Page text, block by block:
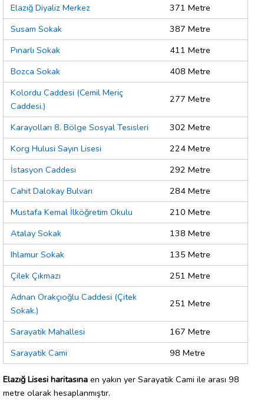
Elazığ Diyaliz Merkez
371 Metre
Susam Sokak
387 Metre
Pınarlı Sokak
411 Metre
Bozca Sokak
408 Metre
Kolordu Caddesi (Cemil Meriç
Caddesi.)
277 Metre
Karayolları 8. Bölge Sosyal Tesisleri
302 Metre
Korg Hulusi Sayın Lisesi
224 Metre
İstasyon Caddesi
292 Metre
Cahit Dalokay Bulvarı
284 Metre
Mustafa Kemal İlköğretim Okulu
210 Metre
Atalay Sokak
138 Metre
Ihlamur Sokak
135 Metre
Çilek Çıkmazı
251 Metre
Adnan Orakçıoğlu Caddesi (Çitek
Sokak.)
251 Metre
Sarayatik Mahallesi
167 Metre
Sarayatik Cami
98 Metre
Elazığ Lisesi haritasına en yakın yer Sarayatik Cami ile arası 98
metre olarak hesaplanmıştır.